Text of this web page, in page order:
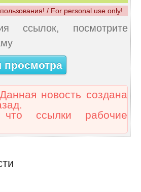
/ For personal use only!
ссылок, посмотрите
просмотра
Данная новость создана
что ссылки рабочие